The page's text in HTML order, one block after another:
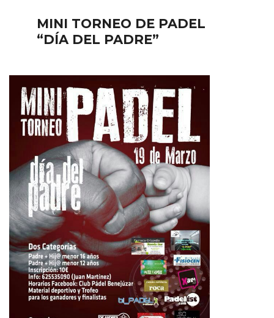
MINI TORNEO DE PADEL
“DÍA DEL PADRE”